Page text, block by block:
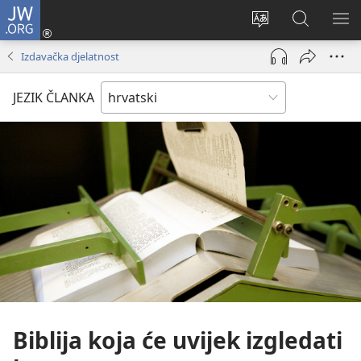
JW.ORG
Promijeni
jezik
Prijava
(otvara
prozor)
JW.ORG
|
Pretraga
Izdavačka djelatnost
JEZIK ČLANKA
Biblija koja će uvijek izgledati